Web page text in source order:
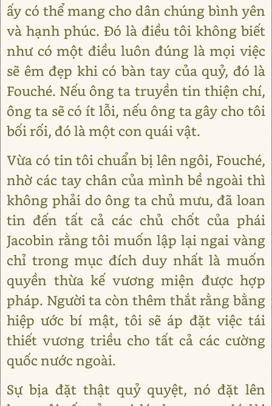
ấy có thể mang cho dân chúng bình yên
và hạnh phúc. Đó là điều tôi không biết
như có một điều luôn đúng là mọi việc
sẽ êm đẹp khi có bàn tay của quỷ, đó là
Fouché. Nếu ông ta truyền tin thiện chí,
ông ta sẽ có ít lỗi, nếu ông ta gây cho tôi
bối rối, đó là một con quái vật.
Vừa có tin tôi chuẩn bị lên ngôi, Fouché,
nhờ các tay chân của mình bề ngoài thì
không phải do ông ta chủ mưu, đã loan
tin đến tất cả các chủ chốt của phái
Jacobin rằng tôi muốn lập lại ngai vàng
chỉ trong mục đích duy nhất là muốn
quyền thừa kế vương miện được hợp
pháp. Người ta còn thêm thắt rằng bằng
hiệp ước bí mật, tôi sẽ áp đặt việc tái
thiết vương triều cho tất cả các cường
quốc nước ngoài.
Sự bịa đặt thật quỷ quyệt, nó đặt lên